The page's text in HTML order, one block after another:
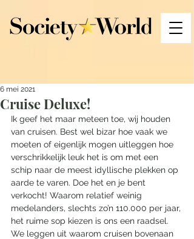
Cruise Deluxe!
6 mei 2021
Ik geef het maar meteen toe, wij houden
van cruisen. Best wel bizar hoe vaak we
moeten of eigenlijk mogen uitleggen hoe
verschrikkelijk leuk het is om met een
schip naar de meest idyllische plekken op
aarde te varen. Doe het en je bent
verkocht! Waarom relatief weinig
medelanders, slechts zo’n 110.000 per jaar,
het ruime sop kiezen is ons een raadsel.
We leggen uit waarom cruisen bovenaan